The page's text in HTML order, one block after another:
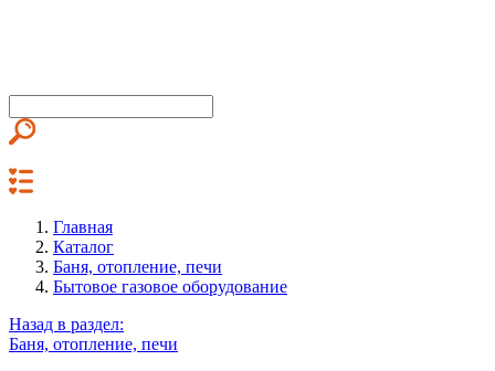
Главная
Каталог
Баня, отопление, печи
Бытовое газовое оборудование
Назад в раздел:
Баня, отопление, печи